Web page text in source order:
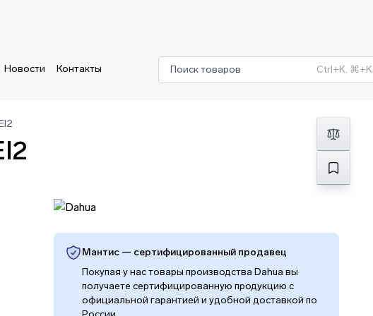
Новости Контакты Поиск товаров Ctrl+K, ⌘+K
Мантис — сертифицированный продавец
Покупая у нас товары производства Dahua вы
получаете сертифицированную продукцию с
официальной гарантией и удобной доставкой по